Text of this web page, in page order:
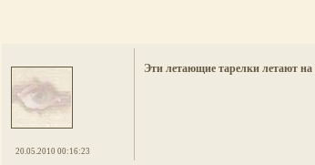
20.05.2010 00:16:23
Эти летающие тарелки летают